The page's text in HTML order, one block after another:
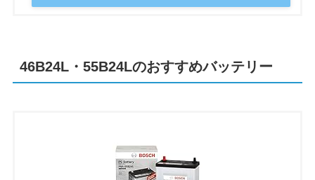
46B24L・55B24Lのおすすめバッテリー